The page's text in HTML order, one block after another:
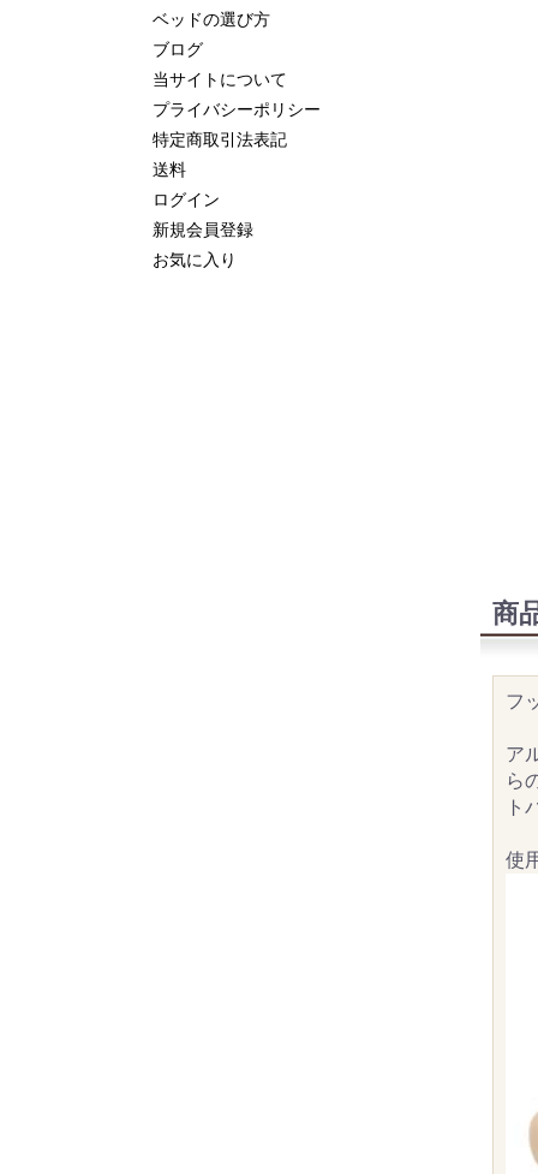
ベッドの選び方
ブログ
当サイトについて
プライバシーポリシー
特定商取引法表記
送料
ログイン
新規会員登録
お気に入り
商
フ
ア
ら
ト
使